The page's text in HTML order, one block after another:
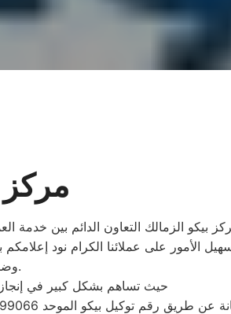
مركز
بيكو الزمالك التعاون الدائم بين خدمة
الأمور على عملائنا الكرام نود إعلامكم
وضمان تقديم خدمة جيدة للاستفادة المثلى من خدماتنا.
حيث تساهم بشكل كبير في إنجاز
0235699066 أو الموقع الالكترونى او الارقام المبينة بالموقع . يتم خلال دقائق تسجيل الطلب ويتابع مندوب خاص